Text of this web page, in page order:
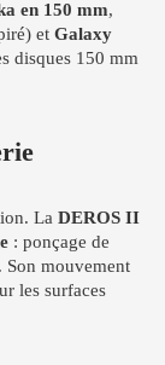
en 150 mm,
et Galaxy
disques 150 mm
La DEROS II
: ponçage de
Son mouvement
les surfaces